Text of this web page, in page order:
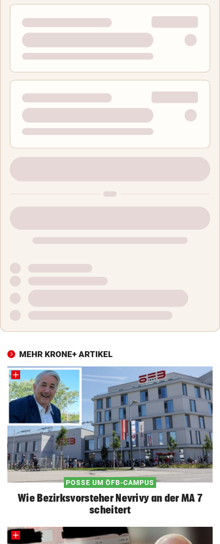
MEHR KRONE+ ARTIKEL
POSSE UM ÖFB-CAMPUS
Wie Bezirksvorsteher Nevrivy an der MA 7
scheitert